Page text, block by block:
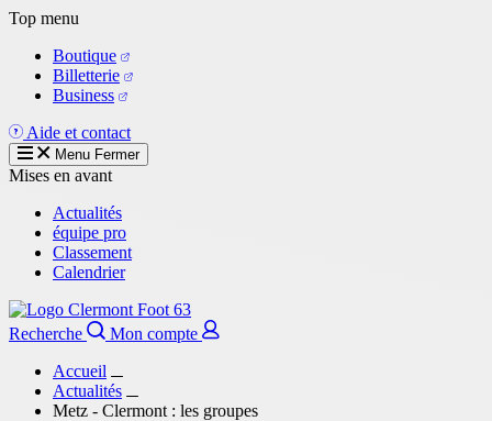
Aller
contenu
principal
Top menu
Boutique
Billetterie
Business
Aide et contact
Menu Fermer
Mises en avant
Actualités
équipe pro
Classement
Calendrier
Recherche
Mon compte
Accueil
Actualités
Metz - Clermont : les groupes